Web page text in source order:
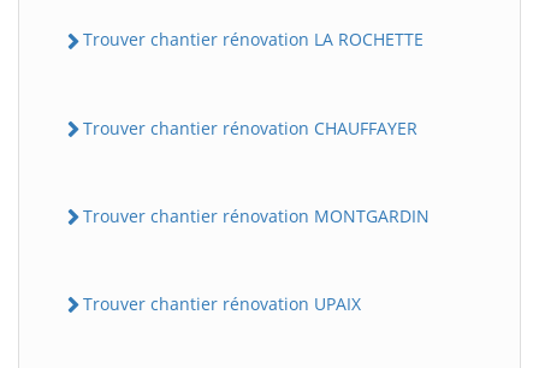
Trouver chantier rénovation LA ROCHETTE
Trouver chantier rénovation CHAUFFAYER
Trouver chantier rénovation MONTGARDIN
Trouver chantier rénovation UPAIX